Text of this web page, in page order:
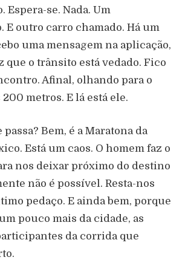
Espera-se. Nada. Um
E outro carro chamado. Há um
uma mensagem na aplicação,
que o trânsito está vedado. Fico
Afinal, olhando para o
200 metros. E lá está ele.
passa? Bem, é a Maratona da
Está um caos. O homem faz o
nos deixar próximo do destino
não é possível. Resta-nos
pedaço. E ainda bem, porque
pouco mais da cidade, as
da corrida que